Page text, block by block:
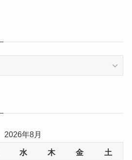
2026年8月
水 木 金 土